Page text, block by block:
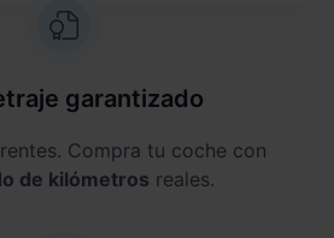
garantizado
Compra tu coche con
de kilómetros reales.